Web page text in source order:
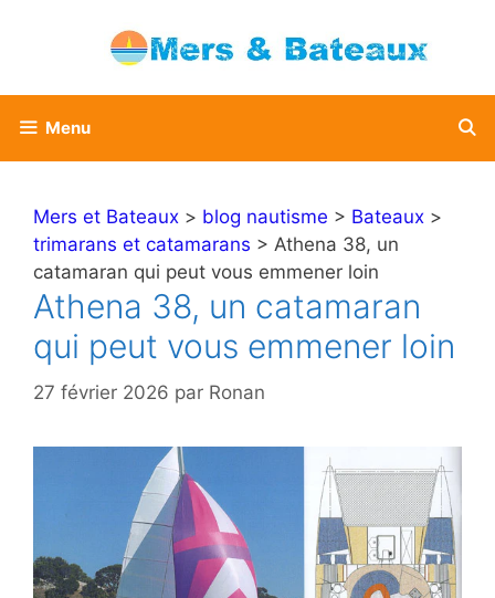
Menu
Mers et Bateaux > blog nautisme > Bateaux >
trimarans et catamarans > Athena 38, un
catamaran qui peut vous emmener loin
Athena 38, un catamaran
qui peut vous emmener loin
27 février 2026 par Ronan